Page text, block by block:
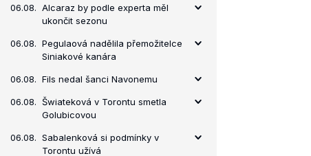
06.08. Alcaraz by podle experta měl
ukončit sezonu
06.08. Pegulaová nadělila přemožitelce
Siniakové kanára
06.08. Fils nedal šanci Navonemu
06.08. Šwiateková v Torontu smetla
Golubicovou
06.08. Sabalenková si podmínky v
Torontu užívá